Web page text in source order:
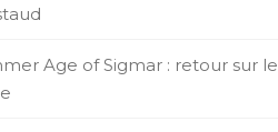
Age of Sigmar : retour sur le